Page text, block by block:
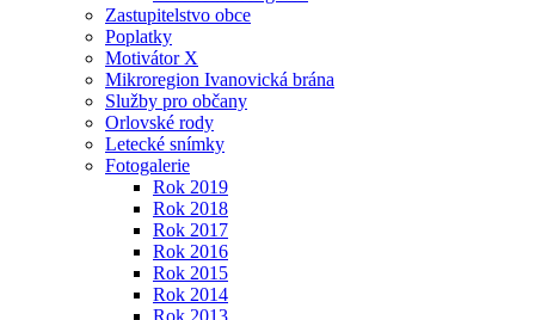
Zastupitelstvo obce
Poplatky
Motivátor X
Mikroregion Ivanovická brána
Služby pro občany
Orlovské rody
Letecké snímky
Fotogalerie
Rok 2019
Rok 2018
Rok 2017
Rok 2016
Rok 2015
Rok 2014
Rok 2013